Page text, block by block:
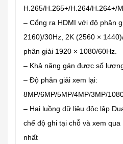
H.265/H.265+/H.264/H.264+/
– Cổng ra HDMI với độ phân
2160)/30Hz, 2K (2560 ×
phân giải 1920 × 1080/60Hz.
– Khả năng gán được số
– Độ phân giải xem lại:
8MP/6MP/5MP/4MP/3MP/
– Hai luồng dữ liệu độc lập
chế độ ghi tại chỗ và xem
nhất